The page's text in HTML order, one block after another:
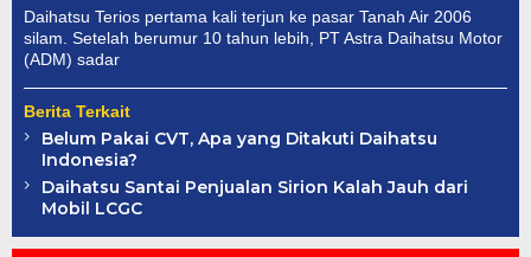
Daihatsu Terios pertama kali terjun ke pasar Tanah Air 2006
silam. Setelah berumur 10 tahun lebih, PT Astra Daihatsu Motor
(ADM) sadar
Berita Terkait
Belum Pakai CVT, Apa yang Ditakuti Daihatsu
Indonesia?
Daihatsu Santai Penjualan Sirion Kalah Jauh dari
Mobil LCGC